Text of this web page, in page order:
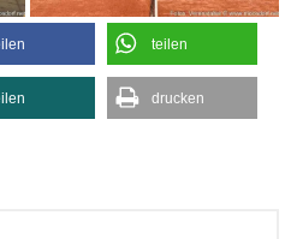
teilen
drucken